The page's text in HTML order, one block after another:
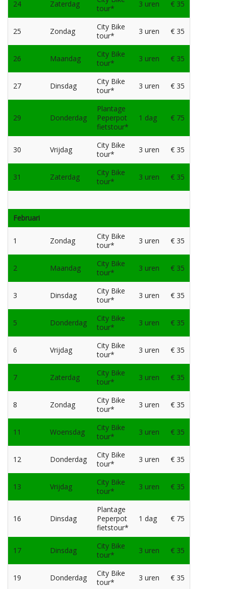
24 Zaterdag
tour*
3 uren € 35
25 Zondag
City Bike
tour*
3 uren € 35
26 Maandag
City Bike
tour*
3 uren € 35
27 Dinsdag
City Bike
tour*
3 uren € 35
29 Donderdag
Plantage
Peperpot
fietstour*
1 dag € 75
30 Vrijdag
City Bike
tour*
3 uren € 35
31 Zaterdag
City Bike
tour*
3 uren € 35
Februari
1 Zondag
City Bike
tour*
3 uren € 35
2 Maandag
City Bike
tour*
3 uren € 35
3 Dinsdag
City Bike
tour*
3 uren € 35
5 Donderdag
City Bike
tour*
3 uren € 35
6 Vrijdag
City Bike
tour*
3 uren € 35
7 Zaterdag
City Bike
tour*
3 uren € 35
8 Zondag
City Bike
tour*
3 uren € 35
11 Woensdag
City Bike
tour*
3 uren € 35
12 Donderdag
City Bike
tour*
3 uren € 35
13 Vrijdag
City Bike
tour*
3 uren € 35
16 Dinsdag
Plantage
Peperpot
fietstour*
1 dag € 75
17 Dinsdag
City Bike
tour*
3 uren € 35
19 Donderdag
City Bike
tour*
3 uren € 35